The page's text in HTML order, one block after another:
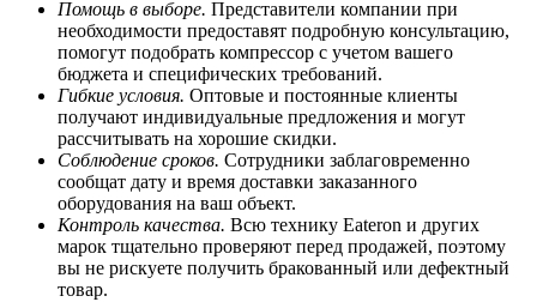
Помощь в выборе. Представители компании при
необходимости предоставят подробную консультацию,
помогут подобрать компрессор с учетом вашего
бюджета и специфических требований.
Гибкие условия. Оптовые и постоянные клиенты
получают индивидуальные предложения и могут
рассчитывать на хорошие скидки.
Соблюдение сроков. Сотрудники заблаговременно
сообщат дату и время доставки заказанного
оборудования на ваш объект.
Контроль качества. Всю технику Eateron и других
марок тщательно проверяют перед продажей, поэтому
вы не рискуете получить бракованный или дефектный
товар.